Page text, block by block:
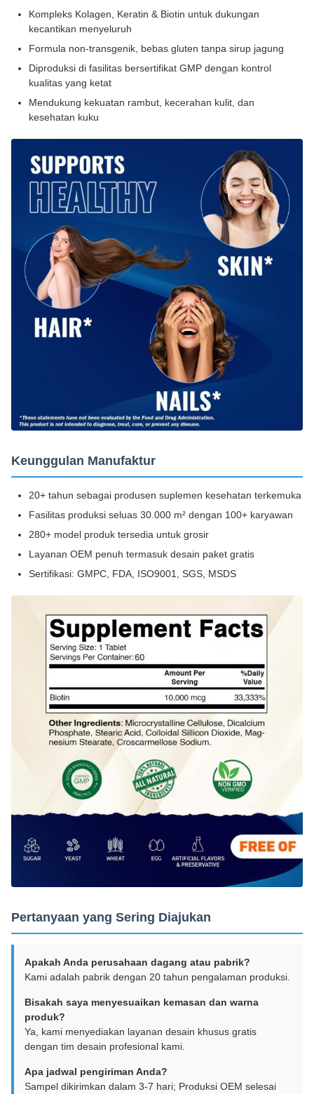
Kompleks Kolagen, Keratin & Biotin untuk dukungan
kecantikan menyeluruh
Formula non-transgenik, bebas gluten tanpa sirup jagung
Diproduksi di fasilitas bersertifikat GMP dengan kontrol
kualitas yang ketat
Mendukung kekuatan rambut, kecerahan kulit, dan
kesehatan kuku
Keunggulan Manufaktur
20+ tahun sebagai produsen suplemen kesehatan terkemuka
Fasilitas produksi seluas 30.000 m² dengan 100+ karyawan
280+ model produk tersedia untuk grosir
Layanan OEM penuh termasuk desain paket gratis
Sertifikasi: GMPC, FDA, ISO9001, SGS, MSDS
Pertanyaan yang Sering Diajukan
Apakah Anda perusahaan dagang atau pabrik?
Kami adalah pabrik dengan 20 tahun pengalaman produksi.
Bisakah saya menyesuaikan kemasan dan warna
produk?
Ya, kami menyediakan layanan desain khusus gratis
dengan tim desain profesional kami.
Apa jadwal pengiriman Anda?
Sampel dikirimkan dalam 3-7 hari; Produksi OEM selesai